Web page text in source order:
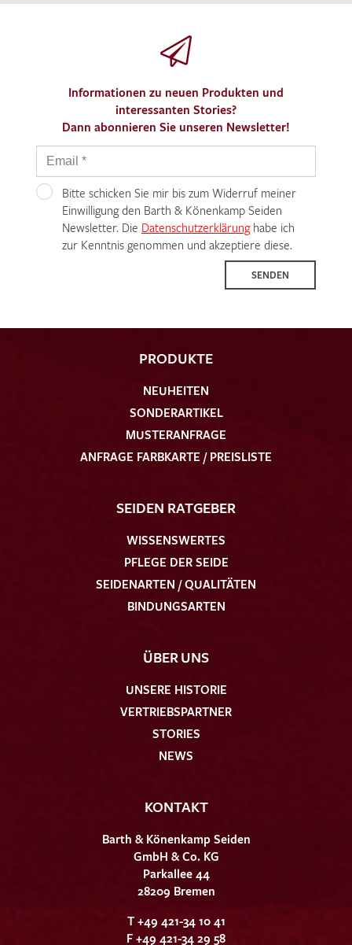
Informationen zu neuen Produkten und
interessanten Stories?
Dann abonnieren Sie unseren Newsletter!
Bitte schicken Sie mir bis zum Widerruf meiner
Einwilligung den Barth & Könenkamp Seiden
Newsletter. Die Datenschutzerklärunghabe ich
zur Kenntnis genommen und akzeptiere diese.
SENDEN
PRODUKTE
NEUHEITEN
SONDERARTIKEL
MUSTERANFRAGE
ANFRAGE FARBKARTE / PREISLISTE
SEIDEN RATGEBER
WISSENSWERTES
PFLEGE DER SEIDE
SEIDENARTEN / QUALITÄTEN
BINDUNGSARTEN
ÜBER UNS
UNSERE HISTORIE
VERTRIEBSPARTNER
STORIES
NEWS
KONTAKT
Barth & Könenkamp Seiden
GmbH & Co. KG
Parkallee 44
28209 Bremen
T +49 421-34 10 41
F +49 421-34 29 58